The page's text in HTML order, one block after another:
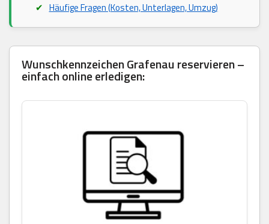
Häufige Fragen (Kosten, Unterlagen, Umzug)
Wunschkennzeichen Grafenau reservieren –
einfach online erledigen: